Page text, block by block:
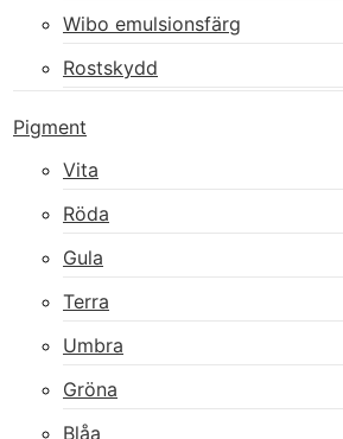
Wibo emulsionsfärg
Rostskydd
Pigment
Vita
Röda
Gula
Terra
Umbra
Gröna
Blåa